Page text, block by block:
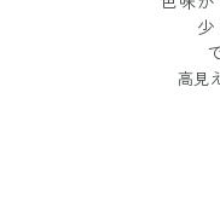
少
高見